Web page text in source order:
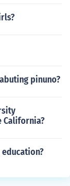
pinuno?
California?